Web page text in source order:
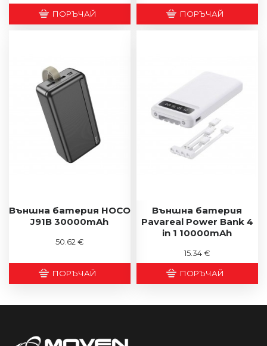
ПОРЪЧАЙ ПОРЪЧАЙ
Външна батерия HOCO
J91B 30000mAh
50.62 €
ПОРЪЧАЙ
Външна батерия
Pavareal Power Bank 4
in 1 10000mAh
15.34 €
ПОРЪЧАЙ